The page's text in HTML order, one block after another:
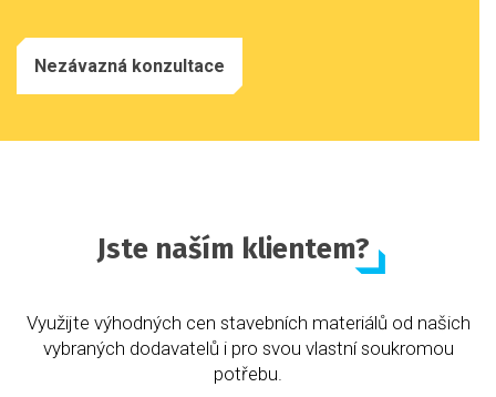
Nezávazná konzultace
Jste naším klientem?
Využijte výhodných cen stavebních materiálů od našich
vybraných dodavatelů i pro svou vlastní soukromou
potřebu.